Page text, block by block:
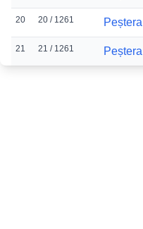
20 20 / 1261
21 21 / 1261